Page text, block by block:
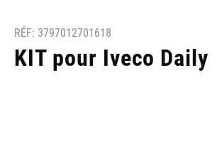
RÉF: 3797012701618
KIT pour Iveco Daily